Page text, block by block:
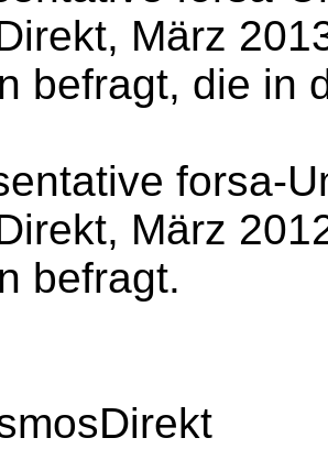
März
befragt, die in
forsa-
März
befragt.